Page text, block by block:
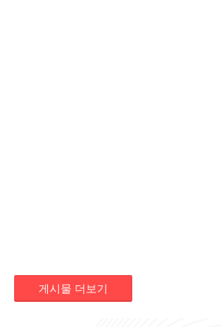
게시물 더보기